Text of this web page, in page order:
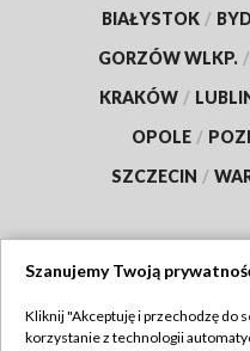
BIAŁYSTOK /
GORZÓW WLKP. /
KRAKÓW /
OPOLE /
SZCZECIN /
Szanujemy Twoją
Kliknij "Akceptuję i przechodzę do
korzystanie z technologii